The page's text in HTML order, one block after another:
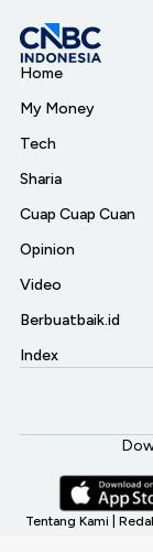
Home
My Money
Tech
Sharia
Cuap Cuap Cuan
Opinion
Video
Berbuatbaik.id
Index
Tentang Kami